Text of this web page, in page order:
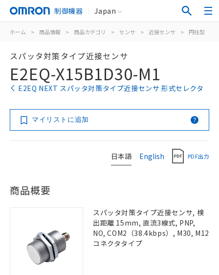
制御機器 Japan
ホーム > 商品情報 > 商品カテゴリ > センサ > 近接センサ > 円柱型
スパッタ対策タイプ近接センサ
E2EQ-X15B1D30-M1
E2EQ NEXT スパッタ対策タイプ近接センサ 形式セレクタ
マイリストに追加
日本語 English PDF出力
商品概要
スパッタ対策タイプ近接センサ, 検
出距離 15mm, 直流3線式, PNP,
NO, COM2（38.4kbps）, M30, M12
コネクタタイプ